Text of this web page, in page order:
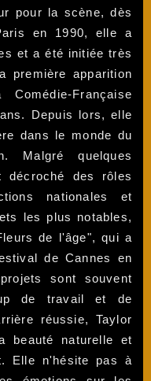
pour la scène, dès
en 1990, elle a
et a été initiée très
première apparition
Française
Depuis lors, elle
dans le monde du
Malgré quelques
décroché des rôles
nationales et
les plus notables,
de l'âge", qui a
de Cannes en
sont souvent
de travail et de
réussie, Taylor
beauté naturelle et
Elle n'hésite pas à